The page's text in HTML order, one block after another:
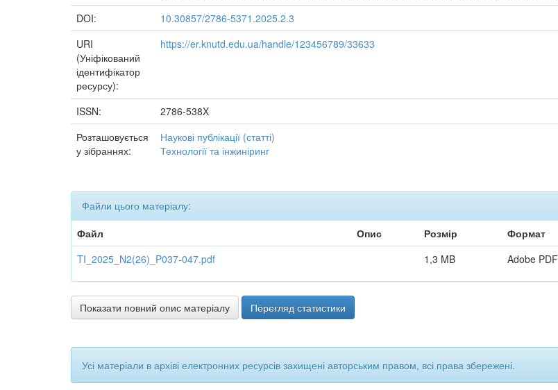
DOI:
10.30857/2786-5371.2025.2.3
URI
(Уніфікований
ідентифікатор
ресурсу):
https://er.knutd.edu.ua/handle/123456789/33633
ISSN:
2786-538X
Розташовується
у зібраннях:
Наукові публікації (статті)
Технології та інжиніринг
Файли цього матеріалу:
Файл
Опис Розмір
Формат
TI_2025_N2(26)_P037-047.pdf
1,3 MB Adobe PDF
Показати повний опис матеріалу Перегляд статистики
Усі матеріали в архіві електронних ресурсів захищені авторським правом, всі права збережені.